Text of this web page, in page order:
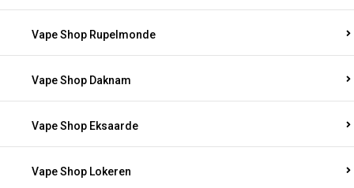
Vape Shop Rupelmonde
Vape Shop Daknam
Vape Shop Eksaarde
Vape Shop Lokeren